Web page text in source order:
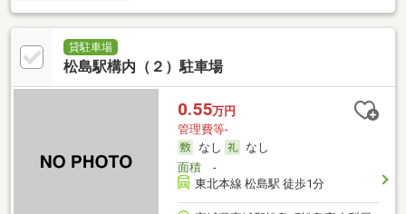
貸駐車場
松島駅構内（２）駐車場
0.55万円
管理費等-
なし
なし
面積-
東北本線 松島駅 徒歩1分